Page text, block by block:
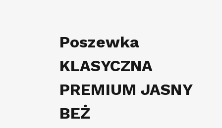
Poszewka
KLASYCZNA
PREMIUM JASNY
BEŻ